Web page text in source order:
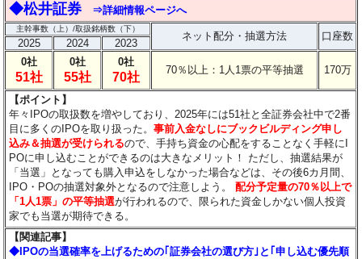
◆松井証券 ⇒詳細情報ページへ
主幹事数（上）/取扱銘柄数（下）
ネット配分・抽選方法 口座数
2025 2024
2023
0社
51社
0社
55社
0社
70社
70％以上：1人1票の平等抽選 170万
【ポイント】
年々IPOの取扱数を増やしており、2025年には51社と全証券会社中で2番
目に多くのIPOを取り扱った。事前入金なしにブックビルディング申し
込み＆抽選が受けられるので、手持ち資金の心配をすることなく手軽にI
POに申し込むことができるのは大きなメリット！
ただし、抽選結果が
「当選」となっても購入申込をしなかった場合などは、その後6カ月間、
IPO・POの抽選対象外となるので注意しよう。配分予定量の70％以上で
「1人1票」の平等抽選が行われるので、限られた資金しかない個人投資
家でも当選が期待できる。
【関連記事】
◆IPOの当選確率を上げるための｢証券会社の選び方｣と｢申し込む優先順